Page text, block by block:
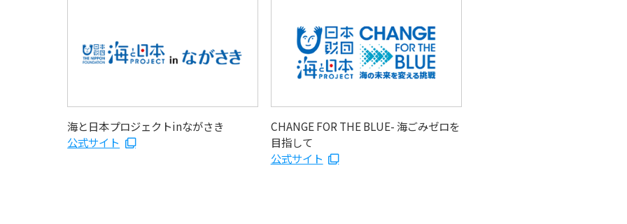
海と日本プロジェクトinながさき
公式サイト
CHANGE FOR THE BLUE- 海ごみゼロを
目指して
公式サイト